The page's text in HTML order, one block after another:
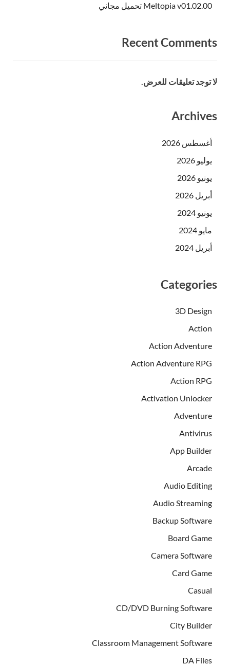
Meltopia v01.02.00 تحميل مجاني
Recent Comments
لا توجد تعليقات للعرض.
Archives
أغسطس 2026
يوليو 2026
يونيو 2026
أبريل 2026
يونيو 2024
مايو 2024
أبريل 2024
Categories
3D Design
Action
Action Adventure
Action Adventure RPG
Action RPG
Activation Unlocker
Adventure
Antivirus
App Builder
Arcade
Audio Editing
Audio Streaming
Backup Software
Board Game
Camera Software
Card Game
Casual
CD/DVD Burning Software
City Builder
Classroom Management Software
DA Files